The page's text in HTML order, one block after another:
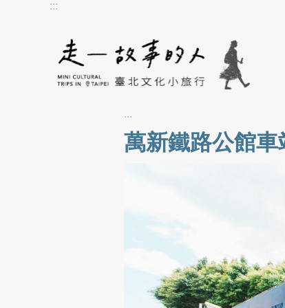
跳到主要內容區塊
:::
:::
萬新鐵路公館